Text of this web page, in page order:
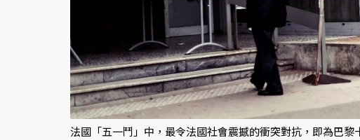
法國「五一鬥」中，最令法國社會震撼的衝突對抗，即為巴